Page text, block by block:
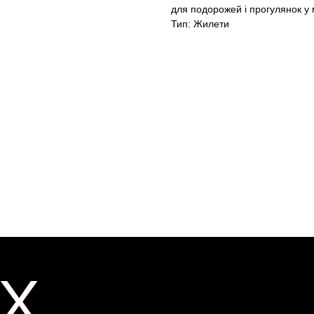
для подорожей і прогулянок у
Тип: Жилети